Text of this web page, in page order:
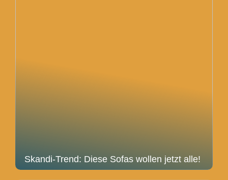
Skandi-Trend: Diese Sofas wollen jetzt alle!